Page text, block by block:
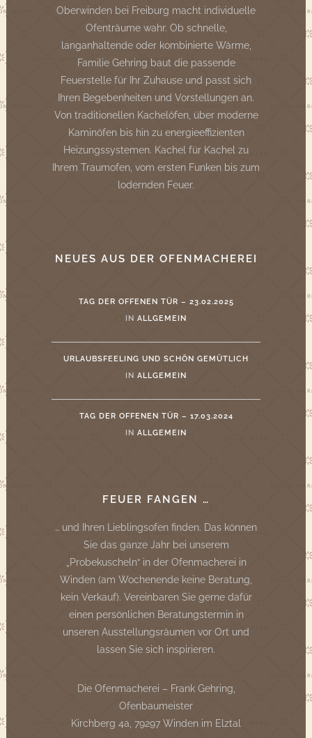
Oberwinden bei Freiburg macht individuelle
Ofenträume wahr. Ob schnelle,
langanhaltende oder kombinierte Wärme,
Familie Gehring baut die passende
Feuerstelle für Ihr Zuhause und passt sich
Ihren Begebenheiten und Vorstellungen an.
Von traditionellen Kachelöfen, über moderne
Kaminöfen bis hin zu energieeffizienten
Heizungssystemen. Kachel für Kachel zu
Ihrem Traumofen, vom ersten Funken bis zum
lodernden Feuer.
NEUES AUS DER OFENMACHEREI
TAG DER OFFENEN TÜR – 23.02.2025
IN ALLGEMEIN
URLAUBSFEELING UND SCHÖN GEMÜTLICH
IN ALLGEMEIN
TAG DER OFFENEN TÜR – 17.03.2024
IN ALLGEMEIN
FEUER FANGEN …
… und Ihren Lieblingsofen finden. Das können
Sie das ganze Jahr bei unserem
„Probekuscheln“ in der Ofenmacherei in
Winden (am Wochenende keine Beratung,
kein Verkauf). Vereinbaren Sie gerne dafür
einen persönlichen Beratungstermin in
unseren Ausstellungsräumen vor Ort und
lassen Sie sich inspirieren.
Die Ofenmacherei – Frank Gehring,
Ofenbaumeister
Kirchberg 4a, 79297 Winden im Elztal